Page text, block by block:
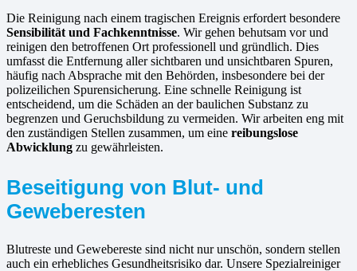
Die Reinigung nach einem tragischen Ereignis erfordert besondere
Sensibilität und Fachkenntnisse. Wir gehen behutsam vor und
reinigen den betroffenen Ort professionell und gründlich. Dies
umfasst die Entfernung aller sichtbaren und unsichtbaren Spuren,
häufig nach Absprache mit den Behörden, insbesondere bei der
polizeilichen Spurensicherung. Eine schnelle Reinigung ist
entscheidend, um die Schäden an der baulichen Substanz zu
begrenzen und Geruchsbildung zu vermeiden. Wir arbeiten eng mit
den zuständigen Stellen zusammen, um eine reibungslose
Abwicklung zu gewährleisten.
Beseitigung von Blut- und
Geweberesten
Blutreste und Gewebereste sind nicht nur unschön, sondern stellen
auch ein erhebliches Gesundheitsrisiko dar. Unsere Spezialreiniger